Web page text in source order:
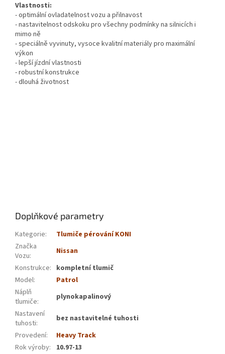
Vlastnosti:
- optimální ovladatelnost vozu a přilnavost
- nastavitelnost odskoku pro všechny podmínky na silnicích i
mimo ně
- speciálně vyvinuty, vysoce kvalitní materiály pro maximální
výkon
- lepší jízdní vlastnosti
- robustní konstrukce
- dlouhá životnost
Doplňkové parametry
Kategorie:
Tlumiče pérování KONI
Značka
Vozu:
Nissan
Konstrukce: kompletní tlumič
Model:
Patrol
Náplň
tlumiče:
plynokapalinový
Nastavení
tuhosti:
bez nastavitelné tuhosti
Provedení:
Heavy Track
Rok výroby:
10.97-13